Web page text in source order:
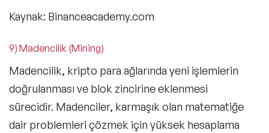
Kaynak: Binanceacademy.com
9) Madencilik (Mining)
Madencilik, kripto para ağlarında yeni işlemlerin
doğrulanması ve blok zincirine eklenmesi
sürecidir. Madenciler, karmaşık olan matematiğe
dair problemleri çözmek için yüksek hesaplama